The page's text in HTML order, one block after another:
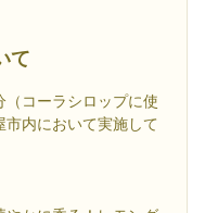
て
コーラシロップに使
市内において実施して